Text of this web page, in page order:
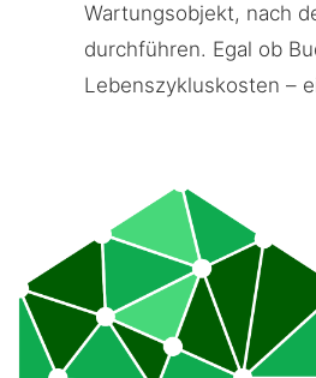
Wartungsobjekt, nach
durchführen. Egal ob
Lebenszykluskosten –